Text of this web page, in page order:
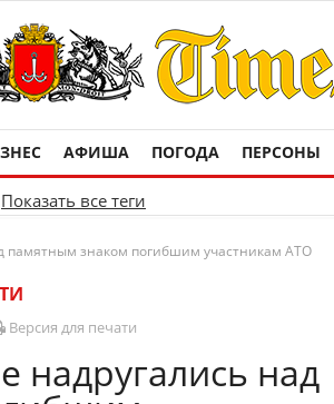
АФИША ПОГОДА ПЕРСОНЫ
Показать все теги
памятным знаком погибшим участникам АТО
Версия для печати
надругались над